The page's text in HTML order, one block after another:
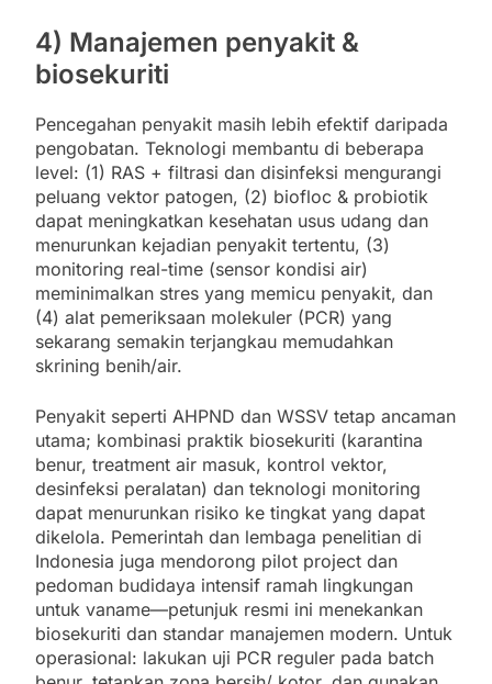
4) Manajemen penyakit &
biosekuriti
Pencegahan penyakit masih lebih efektif daripada
pengobatan. Teknologi membantu di beberapa
level: (1) RAS + filtrasi dan disinfeksi mengurangi
peluang vektor patogen, (2) biofloc & probiotik
dapat meningkatkan kesehatan usus udang dan
menurunkan kejadian penyakit tertentu, (3)
monitoring real-time (sensor kondisi air)
meminimalkan stres yang memicu penyakit, dan
(4) alat pemeriksaan molekuler (PCR) yang
sekarang semakin terjangkau memudahkan
skrining benih/air.
Penyakit seperti AHPND dan WSSV tetap ancaman
utama; kombinasi praktik biosekuriti (karantina
benur, treatment air masuk, kontrol vektor,
desinfeksi peralatan) dan teknologi monitoring
dapat menurunkan risiko ke tingkat yang dapat
dikelola. Pemerintah dan lembaga penelitian di
Indonesia juga mendorong pilot project dan
pedoman budidaya intensif ramah lingkungan
untuk vaname—petunjuk resmi ini menekankan
biosekuriti dan standar manajemen modern. Untuk
operasional: lakukan uji PCR reguler pada batch